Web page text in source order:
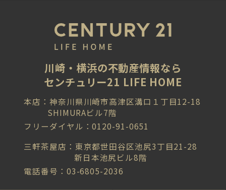
川崎・横浜の不動産情報なら
センチュリー21 LIFE HOME
本店：神奈川県川崎市高津区溝口１丁目12-18
SHIMURAビル7階
フリーダイヤル：0120-91-0651
三軒茶屋店：東京都世田谷区池尻3丁目21-28
新日本池尻ビル8階
電話番号：03-6805-2036